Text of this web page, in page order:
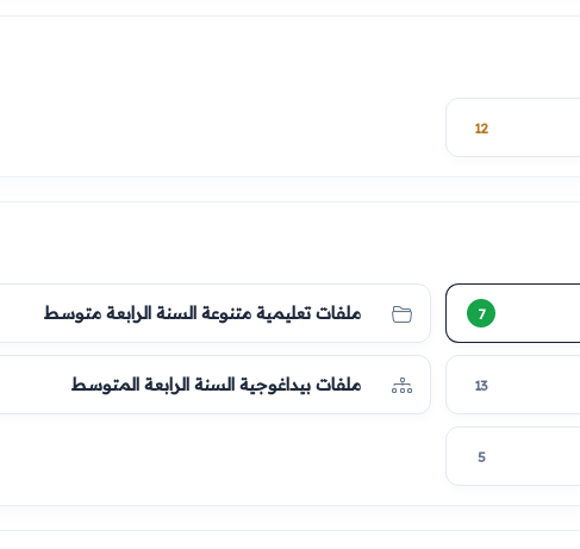
12
7 ملفات تعليمية متنوعة السنة الرابعة متوسط
13 ملفات بيداغوجية السنة الرابعة المتوسط
5